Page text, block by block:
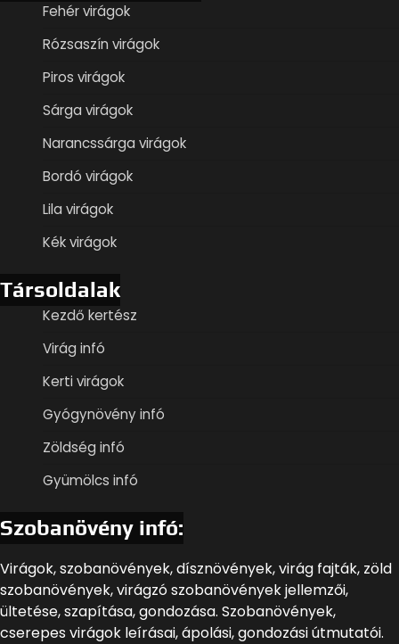
Fehér virágok
Rózsaszín virágok
Piros virágok
Sárga virágok
Narancssárga virágok
Bordó virágok
Lila virágok
Kék virágok
Társoldalak
Kezdő kertész
Virág infó
Kerti virágok
Gyógynövény infó
Zöldség infó
Gyümölcs infó
Szobanövény infó:
Virágok, szobanövények, dísznövények, virág fajták, zöld
szobanövények, virágzó szobanövények jellemzői,
ültetése, szapítása, gondozása. Szobanövények,
cserepes virágok leírásai, ápolási, gondozási útmutatói.